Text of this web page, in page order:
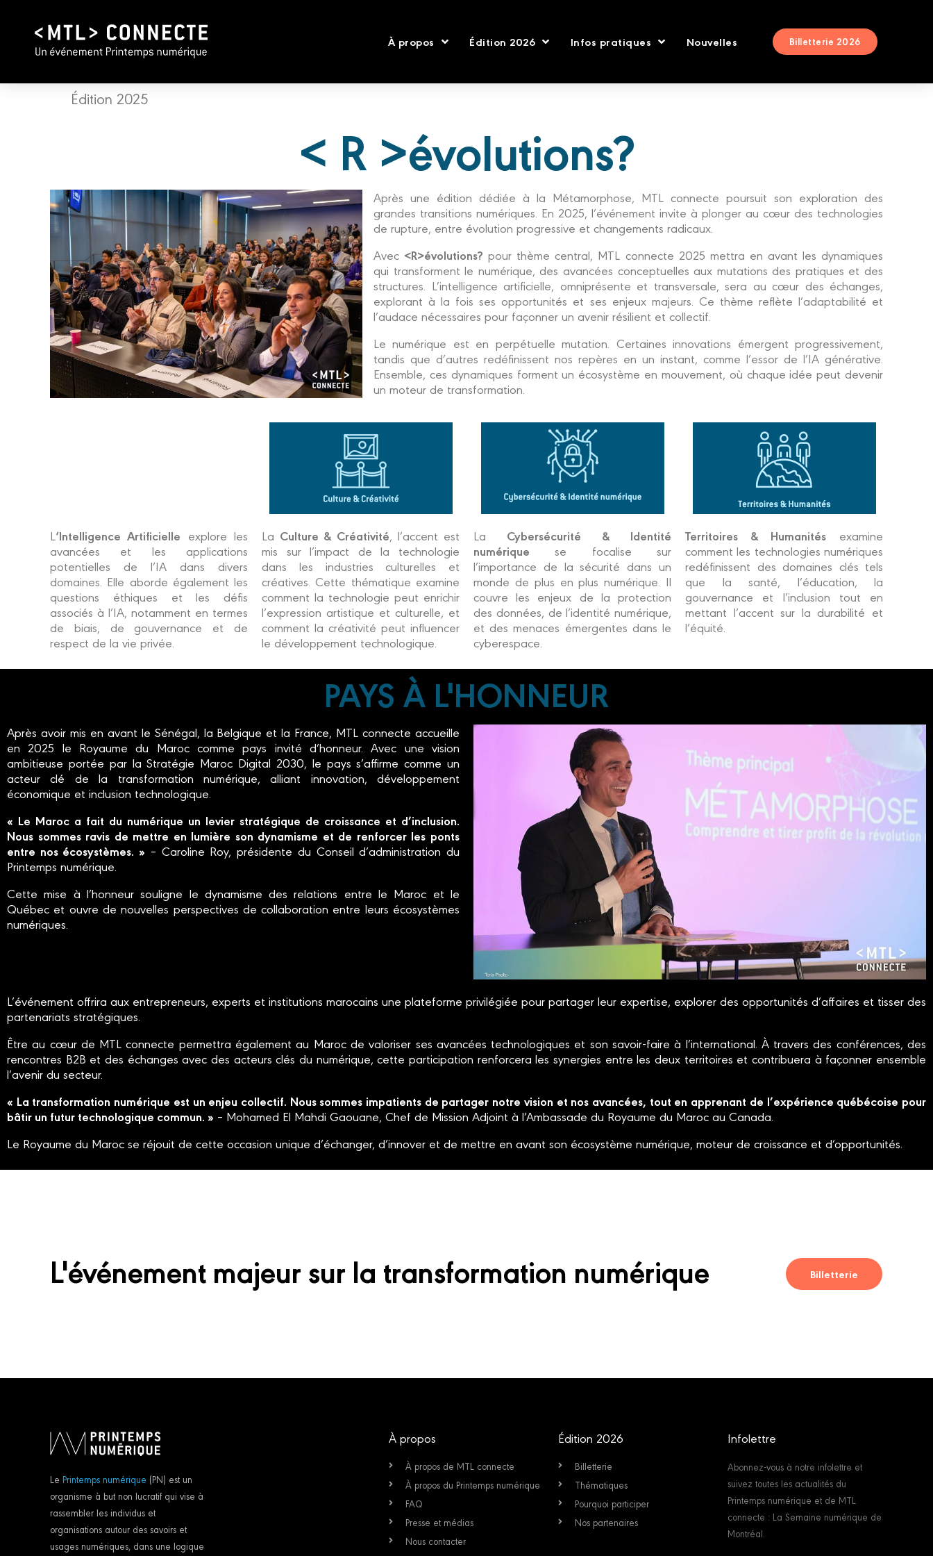
À propos Édition 2026 Infos pratiques Nouvelles Billetterie 2026
Édition 2025
< R >évolutions?
Après une édition dédiée à la Métamorphose, MTL connecte poursuit son exploration des
grandes transitions numériques. En 2025, l’événement invite à plonger au cœur des technologies
de rupture, entre évolution progressive et changements radicaux.
Avec <R>évolutions? pour thème central, MTL connecte 2025 mettra en avant les dynamiques
qui transforment le numérique, des avancées conceptuelles aux mutations des pratiques et des
structures. L’intelligence artificielle, omniprésente et transversale, sera au cœur des échanges,
explorant à la fois ses opportunités et ses enjeux majeurs. Ce thème reflète l’adaptabilité et
l’audace nécessaires pour façonner un avenir résilient et collectif.
Le numérique est en perpétuelle mutation. Certaines innovations émergent progressivement,
tandis que d’autres redéfinissent nos repères en un instant, comme l’essor de l’IA générative.
Ensemble, ces dynamiques forment un écosystème en mouvement, où chaque idée peut devenir
un moteur de transformation.
L‘Intelligence Artificielle explore les
avancées et les applications
potentielles de l’IA dans divers
domaines. Elle aborde également les
questions éthiques et les défis
associés à l’IA, notamment en termes
de biais, de gouvernance et de
respect de la vie privée.
La Culture & Créativité, l’accent est
mis sur l’impact de la technologie
dans les industries culturelles et
créatives. Cette thématique examine
comment la technologie peut enrichir
l’expression artistique et culturelle, et
comment la créativité peut influencer
le développement technologique.
La Cybersécurité & Identité
numérique se focalise sur
l’importance de la sécurité dans un
monde de plus en plus numérique. Il
couvre les enjeux de la protection
des données, de l’identité numérique,
et des menaces émergentes dans le
cyberespace.
Territoires & Humanités examine
comment les technologies numériques
redéfinissent des domaines clés tels
que la santé, l’éducation, la
gouvernance et l’inclusion tout en
mettant l’accent sur la durabilité et
l’équité.
PAYS À L'HONNEUR
Après avoir mis en avant le Sénégal, la Belgique et la France, MTL connecte accueille
en 2025 le Royaume du Maroc comme pays invité d’honneur. Avec une vision
ambitieuse portée par la Stratégie Maroc Digital 2030, le pays s’affirme comme un
acteur clé de la transformation numérique, alliant innovation, développement
économique et inclusion technologique.
« Le Maroc a fait du numérique un levier stratégique de croissance et d’inclusion.
Nous sommes ravis de mettre en lumière son dynamisme et de renforcer les ponts
entre nos écosystèmes. » – Caroline Roy, présidente du Conseil d’administration du
Printemps numérique.
Cette mise à l’honneur souligne le dynamisme des relations entre le Maroc et le
Québec et ouvre de nouvelles perspectives de collaboration entre leurs écosystèmes
numériques.
L’événement offrira aux entrepreneurs, experts et institutions marocains une plateforme privilégiée pour partager leur expertise, explorer des opportunités d’affaires et tisser des
partenariats stratégiques.
Être au cœur de MTL connecte permettra également au Maroc de valoriser ses avancées technologiques et son savoir-faire à l’international. À travers des conférences, des
rencontres B2B et des échanges avec des acteurs clés du numérique, cette participation renforcera les synergies entre les deux territoires et contribuera à façonner ensemble
l’avenir du secteur.
« La transformation numérique est un enjeu collectif. Nous sommes impatients de partager notre vision et nos avancées, tout en apprenant de l’expérience québécoise pour
bâtir un futur technologique commun. » – Mohamed El Mahdi Gaouane, Chef de Mission Adjoint à l’Ambassade du Royaume du Maroc au Canada.
Le Royaume du Maroc se réjouit de cette occasion unique d’échanger, d’innover et de mettre en avant son écosystème numérique, moteur de croissance et d’opportunités.
L'événement majeur sur la transformation numérique Billetterie
Le Printemps numérique (PN) est un
organisme à but non lucratif qui vise à
rassembler les individus et
organisations autour des savoirs et
usages numériques, dans une logique
À propos
À propos de MTL connecte
À propos du Printemps numérique
FAQ
Presse et médias
Nous contacter
Édition 2026
Billetterie
Thématiques
Pourquoi participer
Nos partenaires
Infolettre
Abonnez-vous à notre infolettre et
suivez toutes les actualités du
Printemps numérique et de MTL
connecte : La Semaine numérique de
Montréal.